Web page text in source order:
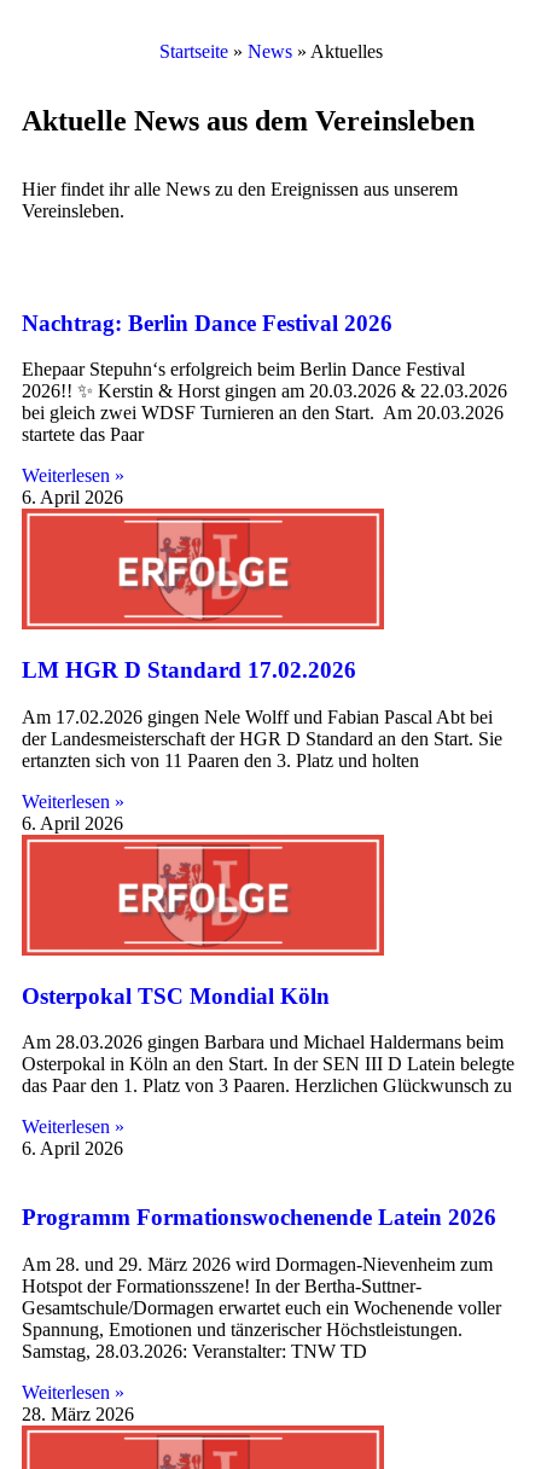
Startseite» News» Aktuelles
Aktuelle News aus dem Vereinsleben
Hier findet ihr alle News zu den Ereignissen aus unserem
Vereinsleben.
Nachtrag: Berlin Dance Festival 2026
Ehepaar Stepuhn‘s erfolgreich beim Berlin Dance Festival
2026!! ✨ Kerstin & Horst gingen am 20.03.2026 & 22.03.2026
bei gleich zwei WDSF Turnieren an den Start. Am 20.03.2026
startete das Paar
Weiterlesen »
6. April 2026
LM HGR D Standard 17.02.2026
Am 17.02.2026 gingen Nele Wolff und Fabian Pascal Abt bei
der Landesmeisterschaft der HGR D Standard an den Start. Sie
ertanzten sich von 11 Paaren den 3. Platz und holten
Weiterlesen »
6. April 2026
Osterpokal TSC Mondial Köln
Am 28.03.2026 gingen Barbara und Michael Haldermans beim
Osterpokal in Köln an den Start. In der SEN III D Latein belegte
das Paar den 1. Platz von 3 Paaren. Herzlichen Glückwunsch zu
Weiterlesen »
6. April 2026
Programm Formationswochenende Latein 2026
Am 28. und 29. März 2026 wird Dormagen-Nievenheim zum
Hotspot der Formationsszene! In der Bertha-Suttner-
Gesamtschule/Dormagen erwartet euch ein Wochenende voller
Spannung, Emotionen und tänzerischer Höchstleistungen.
Samstag, 28.03.2026: Veranstalter: TNW TD
Weiterlesen »
28. März 2026